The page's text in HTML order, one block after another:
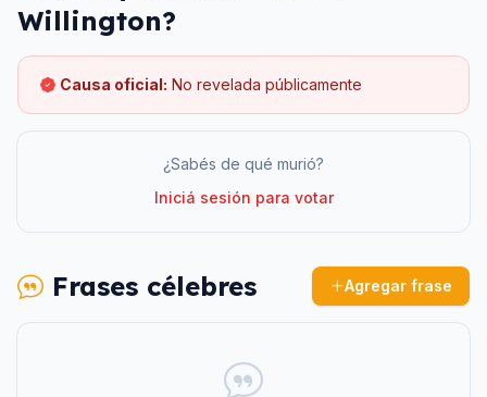
Willington?
Causa oficial: No revelada públicamente
¿Sabés de qué murió?
Iniciá sesión para votar
Frases célebres Agregar frase